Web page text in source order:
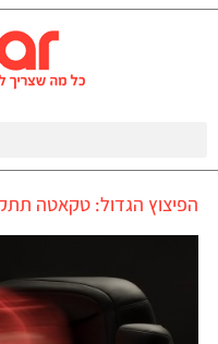
הפיצוץ הגדול: טקאטה תתקן 100 מיליון כריות-אוויר